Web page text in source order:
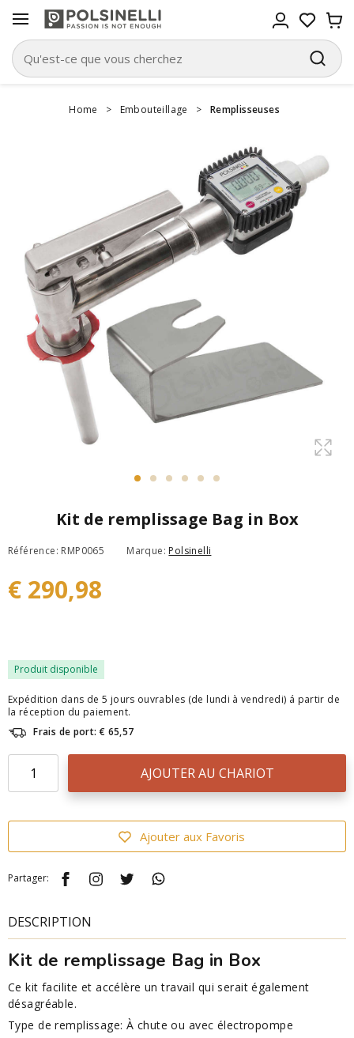
Home > Embouteillage > Remplisseuses
Kit de remplissage Bag in Box
Référence: RMP0065 Marque: Polsinelli
€ 290,98
Produit disponible
Expédition dans de 5 jours ouvrables (de lundi à vendredi) á partir de
la réception du paiement.
Frais de port: € 65,57
AJOUTER AU CHARIOT
Ajouter aux Favoris
Partager:
DESCRIPTION
Kit de remplissage Bag in Box
Ce kit facilite et accélère un travail qui serait également
désagréable.
Type de remplissage: À chute ou avec électropompe